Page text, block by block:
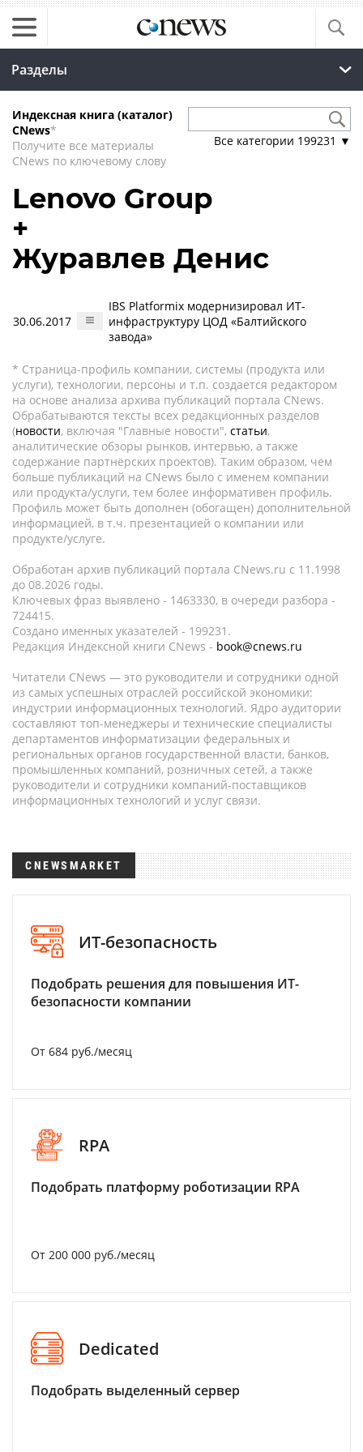
Разделы
Индексная книга (каталог)
CNews*
Получите все материалы
CNews по ключевому слову
Все категории 199231 ▼
Lenovo Group
+
Журавлев Денис
30.06.2017
IBS Platformix модернизировал ИТ-
инфраструктуру ЦОД «Балтийского
завода»
* Страница-профиль компании, системы (продукта или
услуги), технологии, персоны и т.п. создается редактором
на основе анализа архива публикаций портала CNews.
Обрабатываются тексты всех редакционных разделов
(новости, включая "Главные новости", статьи,
аналитические обзоры рынков, интервью, а также
содержание партнёрских проектов). Таким образом, чем
больше публикаций на CNews было с именем компании
или продукта/услуги, тем более информативен профиль.
Профиль может быть дополнен (обогащен) дополнительной
информацией, в т.ч. презентацией о компании или
продукте/услуге.
Обработан архив публикаций портала CNews.ru c 11.1998
до 08.2026 годы.
Ключевых фраз выявлено - 1463330, в очереди разбора -
724415.
Создано именных указателей - 199231.
Редакция Индексной книги CNews - book@cnews.ru
Читатели CNews — это руководители и сотрудники одной
из самых успешных отраслей российской экономики:
индустрии информационных технологий. Ядро аудитории
составляют топ-менеджеры и технические специалисты
департаментов информатизации федеральных и
региональных органов государственной власти, банков,
промышленных компаний, розничных сетей, а также
руководители и сотрудники компаний-поставщиков
информационных технологий и услуг связи.
CNEWSMARKET
ИТ-безопасность
Подобрать решения для повышения ИТ-
безопасности компании
От 684 руб./месяц
RPA
Подобрать платформу роботизации RPA
От 200 000 руб./месяц
Dedicated
Подобрать выделенный сервер